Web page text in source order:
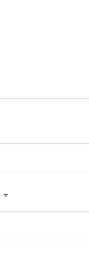
*